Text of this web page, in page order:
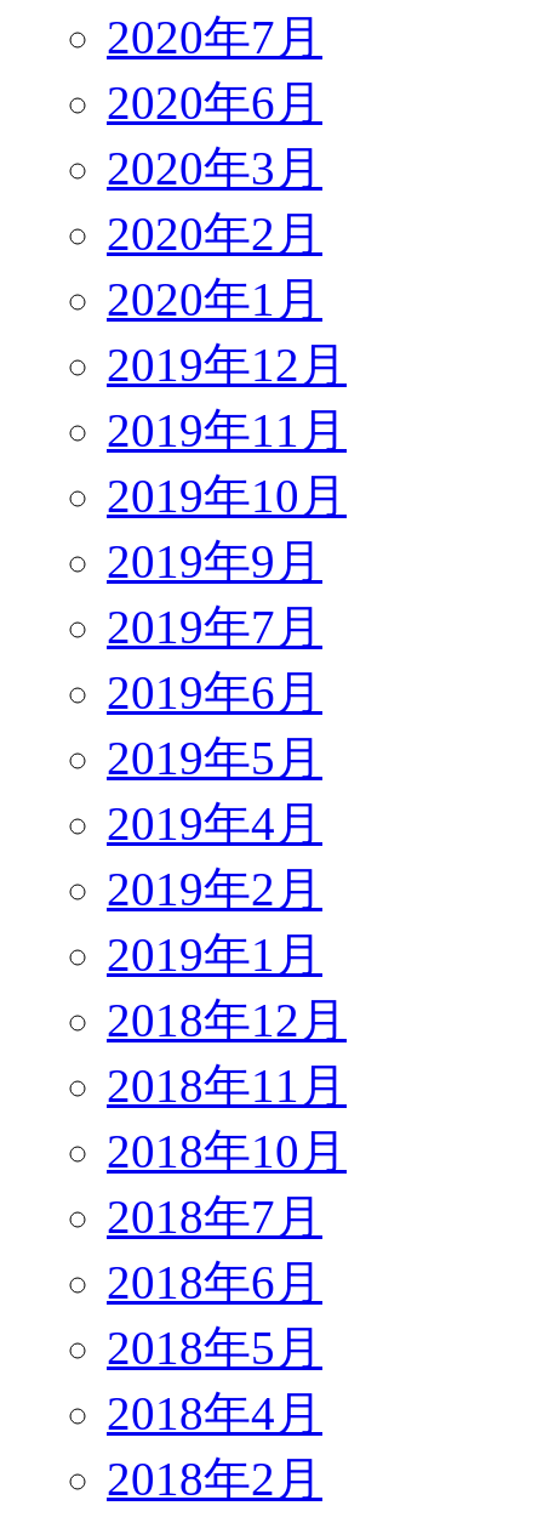
2020年7月
2020年6月
2020年3月
2020年2月
2020年1月
2019年12月
2019年11月
2019年10月
2019年9月
2019年7月
2019年6月
2019年5月
2019年4月
2019年2月
2019年1月
2018年12月
2018年11月
2018年10月
2018年7月
2018年6月
2018年5月
2018年4月
2018年2月